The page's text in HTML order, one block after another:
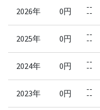
2026年 0円 --
--
2025年 0円 --
--
2024年 0円 --
--
2023年 0円 --
--